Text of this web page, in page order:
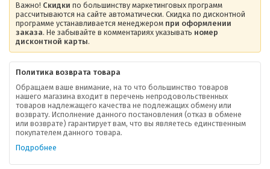
Важно! Скидки по большинству маркетинговых программ
рассчитываются на сайте автоматически. Скидка по дисконтной
программе устанавливается менеджером при оформлении
заказа. Не забывайте в комментариях указывать номер
дисконтной карты.
Политика возврата товара
Обращаем ваше внимание, на то что большинство товаров
нашего магазина входит в перечень непродовольственных
товаров надлежащего качества не подлежащих обмену или
возврату. Исполнение данного постановления (отказ в обмене
или возврате) гарантирует вам, что вы являетесь единственным
покупателем данного товара.
Подробнее
О компании
Ваша скидка
Контактная информация